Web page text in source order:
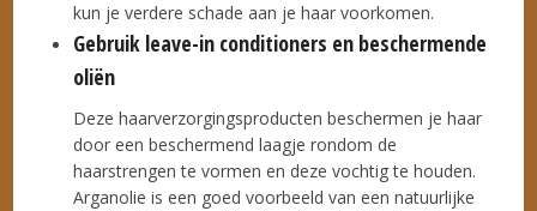
kun je verdere schade aan je haar voorkomen.
Gebruik leave-in conditioners en beschermende
oliën
Deze haarverzorgingsproducten beschermen je haar
door een beschermend laagje rondom de
haarstrengen te vormen en deze vochtig te houden.
Arganolie is een goed voorbeeld van een natuurlijke